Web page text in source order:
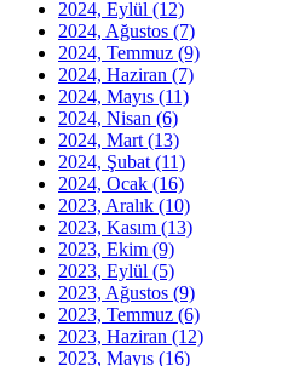
2024, Eylül (12)
2024, Ağustos (7)
2024, Temmuz (9)
2024, Haziran (7)
2024, Mayıs (11)
2024, Nisan (6)
2024, Mart (13)
2024, Şubat (11)
2024, Ocak (16)
2023, Aralık (10)
2023, Kasım (13)
2023, Ekim (9)
2023, Eylül (5)
2023, Ağustos (9)
2023, Temmuz (6)
2023, Haziran (12)
2023, Mayıs (16)